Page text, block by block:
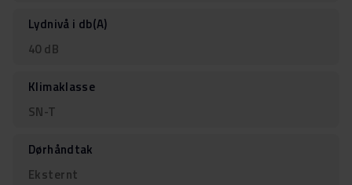
Lydnivå i db(A)
40 dB
Klimaklasse
SN-T
Dørhåndtak
Eksternt